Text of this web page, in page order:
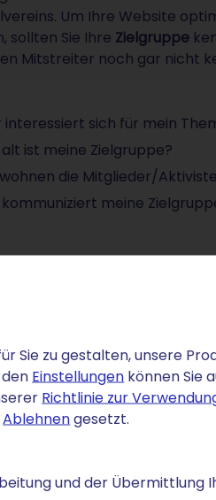
Sie zu gestalten, unsere
Einstellungen können Sie
Richtlinie zur
Ablehnengesetzt.
und der Übermittlung
Um Ihre Website
sollten Sie Ihre Zielgruppe
Mitstreiter noch gar nicht
interessiert sich für mein
alt ist meine Zielgruppe?
die Mitglieder/
kommuniziert meine
Organisationen?